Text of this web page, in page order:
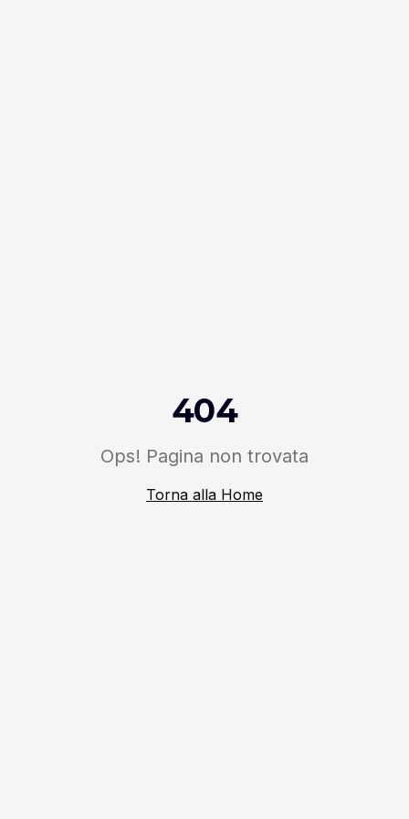
404
Ops! Pagina non trovata
Torna alla Home